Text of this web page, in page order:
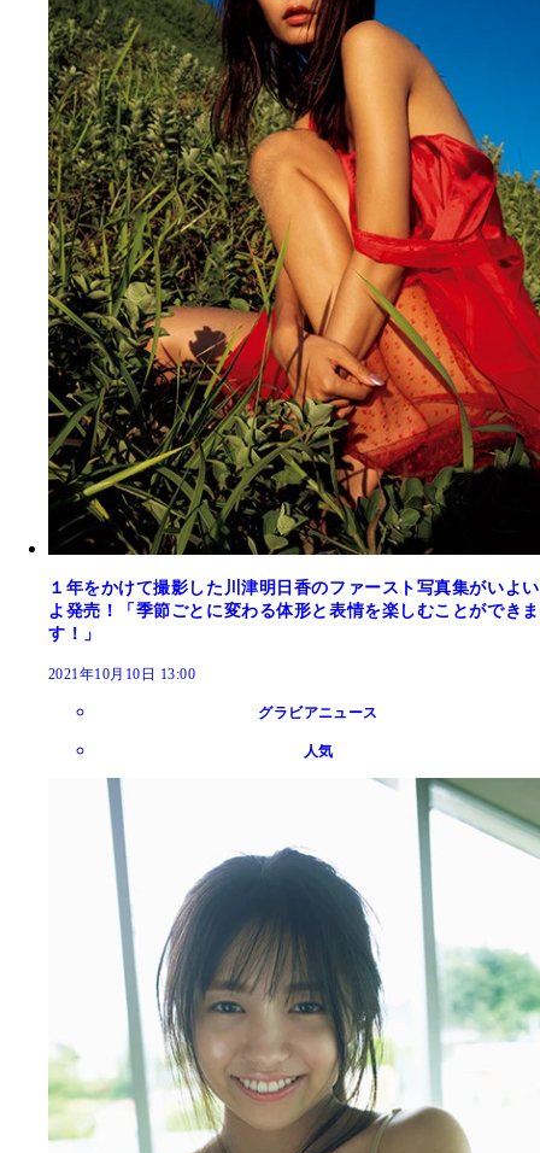
１年をかけて撮影した川津明日香のファースト写真集がいよい
よ発売！「季節ごとに変わる体形と表情を楽しむことができま
す！」
2021年10月10日 13:00
グラビアニュース
人気